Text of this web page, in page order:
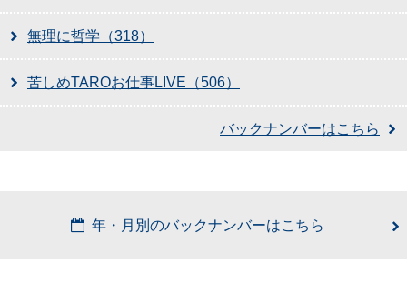
無理に哲学（318）
苦しめTAROお仕事LIVE（506）
バックナンバーはこちら
年・月別のバックナンバーはこちら